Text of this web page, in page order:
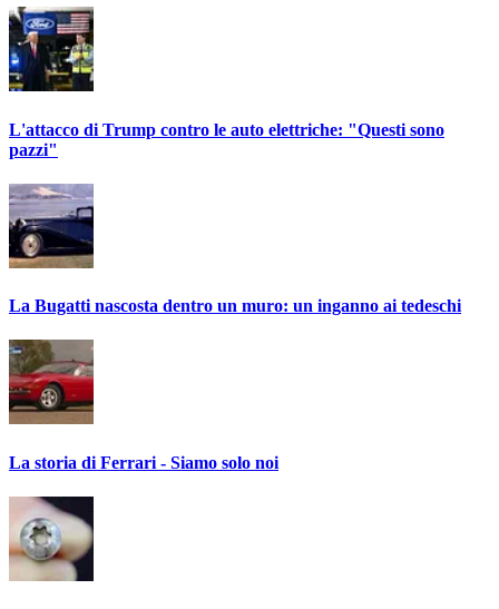
L'attacco di Trump contro le auto elettriche: "Questi sono
pazzi"
La Bugatti nascosta dentro un muro: un inganno ai tedeschi
La storia di Ferrari - Siamo solo noi